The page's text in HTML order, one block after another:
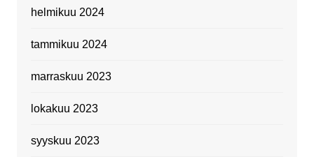
helmikuu 2024
tammikuu 2024
marraskuu 2023
lokakuu 2023
syyskuu 2023